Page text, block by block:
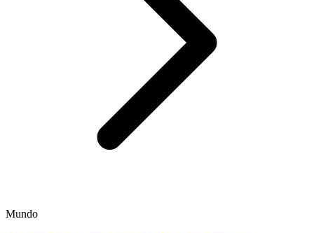
Mundo